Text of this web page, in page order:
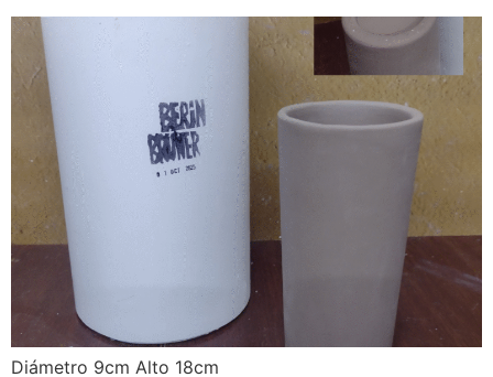
Diámetro 9cm Alto 18cm